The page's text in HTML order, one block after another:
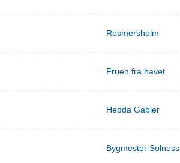
Rosmersholm
Fruen fra havet
Hedda Gabler
Bygmester Solness